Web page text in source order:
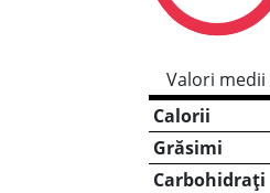
Valori
Calorii
Grăsimi
Carbohidrați